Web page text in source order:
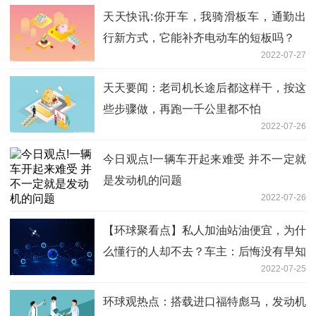
天天快讯:你开车，我骑滑板车，通勤出
行新方式，它能补齐电动车的短板吗？
2022-07-27
天天要闻：老司机长途后都这样干，按这
些步骤做，再跑一千公里都不怕
2022-07-26
今日观点!一辆车开起来难受 并不一定就
是发动机的问题
2022-07-26
【环球聚看点】私人加油站油便宜，为什
么懂行的人却不去？车主：后悔没有早知
2022-07-25
环球观热点：搭载进口福特彪马，发动机